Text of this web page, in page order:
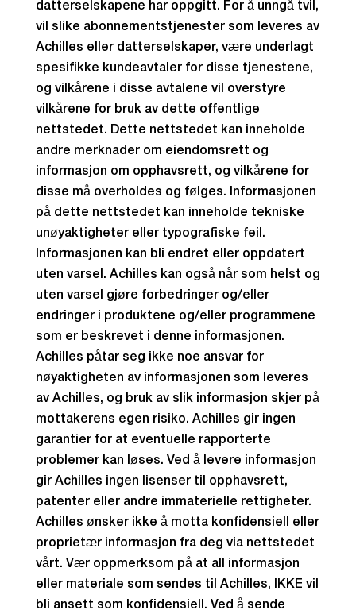
datterselskapene har oppgitt. For å unngå tvil,
vil slike abonnementstjenester som leveres av
Achilles eller datterselskaper, være underlagt
spesifikke kundeavtaler for disse tjenestene,
og vilkårene i disse avtalene vil overstyre
vilkårene for bruk av dette offentlige
nettstedet. Dette nettstedet kan inneholde
andre merknader om eiendomsrett og
informasjon om opphavsrett, og vilkårene for
disse må overholdes og følges. Informasjonen
på dette nettstedet kan inneholde tekniske
unøyaktigheter eller typografiske feil.
Informasjonen kan bli endret eller oppdatert
uten varsel. Achilles kan også når som helst og
uten varsel gjøre forbedringer og/eller
endringer i produktene og/eller programmene
som er beskrevet i denne informasjonen.
Achilles påtar seg ikke noe ansvar for
nøyaktigheten av informasjonen som leveres
av Achilles, og bruk av slik informasjon skjer på
mottakerens egen risiko. Achilles gir ingen
garantier for at eventuelle rapporterte
problemer kan løses. Ved å levere informasjon
gir Achilles ingen lisenser til opphavsrett,
patenter eller andre immaterielle rettigheter.
Achilles ønsker ikke å motta konfidensiell eller
proprietær informasjon fra deg via nettstedet
vårt. Vær oppmerksom på at all informasjon
eller materiale som sendes til Achilles, IKKE vil
bli ansett som konfidensiell. Ved å sende